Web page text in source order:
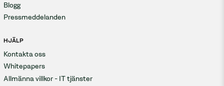
Integration & kompatibilitet
Säkerställ smidig integration med verktyg som
och säkert arbetsflöde.
Blogg
Pressmeddelanden
HJÄLP
Kontakta oss
Whitepapers
Allmänna villkor - IT tjänster